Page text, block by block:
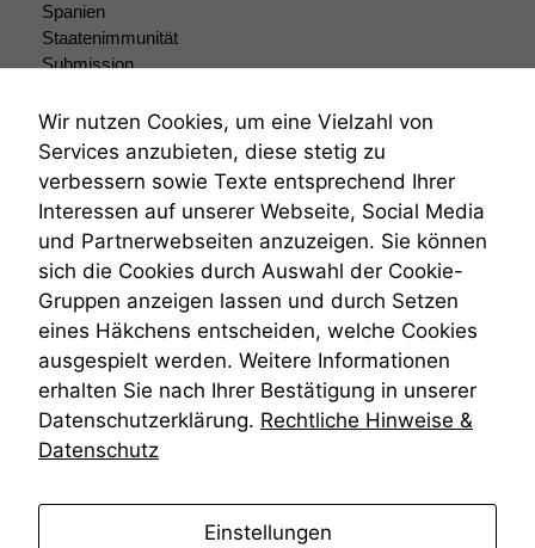
Spanien
Staatenimmunität
Submission
Teilungsklage
Venezuela
VRK
Wiederherstellungsanordnung
Zivilprozessordnung
ZPO
Zustellfiktion
Zuständigkeit
Öffentliches Personalrecht
Öffentlichkeitsprinzip
Wir nutzen Cookies, um eine Vielzahl von
Services anzubieten, diese stetig zu
verbessern sowie Texte entsprechend Ihrer
Interessen auf unserer Webseite, Social Media
und Partnerwebseiten anzuzeigen. Sie können
sich die Cookies durch Auswahl der Cookie-
Gruppen anzeigen lassen und durch Setzen
eines Häkchens entscheiden, welche Cookies
ausgespielt werden. Weitere Informationen
erhalten Sie nach Ihrer Bestätigung in unserer
Datenschutzerklärung. Rechtliche Hinweise &
Datenschutz
Einstellungen